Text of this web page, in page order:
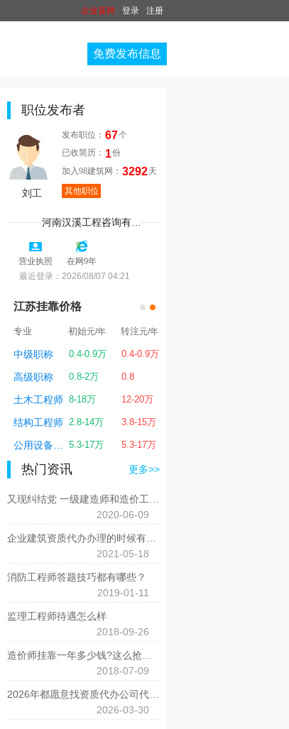
企业直聘 登录 注册
免费发布信息
职位发布者
刘工
发布职位： 67个
已收简历： 1份
加入98建筑网： 3292天
其他职位
河南汉溪工程咨询有限公司
营业执照
9
在网9年
最近登录： 2026/08/07 04:21
江苏挂靠价格
专业 初始元/年 转注元/年
一级建造师 1.2-6万 1.2-6万
二级建造师 0.5-3万 0.5-3.5万
造价工程师 0.8-4万 1-5万
监理工程师 0.6-4万 0.7-4.5万
电气工程师 4-18万 4-20万
热门资讯 更多>>
2020-06-09
2021-05-18
消防工程师答题技巧都有哪些？
2019-01-11
监理工程师待遇怎么样
2018-09-26
2018-07-09
2026-03-30